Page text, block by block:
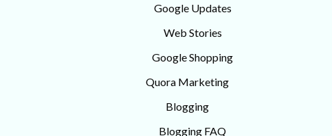
Google Updates
Web Stories
Google Shopping
Quora Marketing
Blogging
Blogging FAQ